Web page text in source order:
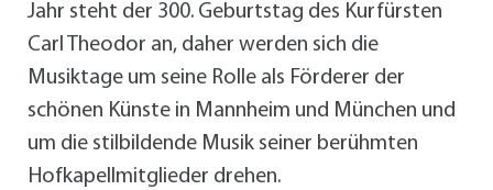
Jahr steht der 300. Geburtstag des Kurfürsten
Carl Theodor an, daher werden sich die
Musiktage um seine Rolle als Förderer der
schönen Künste in Mannheim und München und
um die stilbildende Musik seiner berühmten
Hofkapellmitglieder drehen.